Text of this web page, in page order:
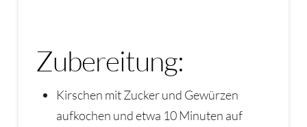
Zubereitung:
Kirschen mit Zucker und Gewürzen
aufkochen und etwa 10 Minuten auf